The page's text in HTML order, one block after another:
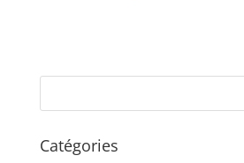
Catégories